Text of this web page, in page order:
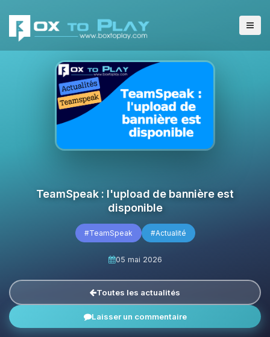
TeamSpeak : l'upload de bannière est
disponible
#TeamSpeak #Actualité
05 mai 2026
Toutes les actualités
Laisser un commentaire